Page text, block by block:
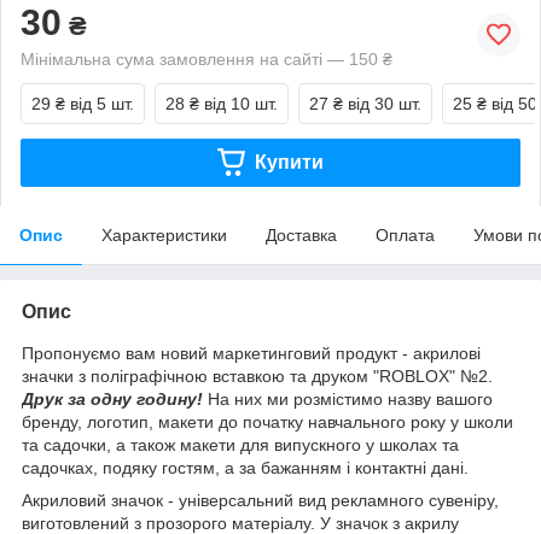
30 ₴
Мінімальна сума замовлення на сайті — 150 ₴
29 ₴ від 5 шт. 28 ₴ від 10 шт. 27 ₴ від 30 шт. 25 ₴ від
Купити
Опис Характеристики Доставка Оплата Умови
Опис
Пропонуємо вам новий маркетинговий продукт - акрилові
значки з поліграфічною вставкою та друком "ROBLOX" №2.
Друк за одну годину! На них ми розмістимо назву вашого
бренду, логотип, макети до початку навчального року у школи
та садочки, а також макети для випускного у школах та
садочках, подяку гостям, а за бажанням і контактні дані.
Акриловий значок - універсальний вид рекламного сувеніру,
виготовлений з прозорого матеріалу. У значок з акрилу